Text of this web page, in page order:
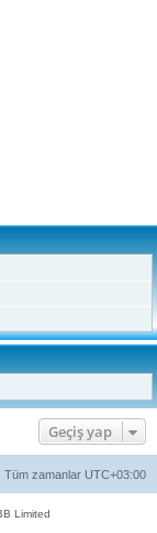
Geçiş yap
Tüm zamanlar UTC+03:00
Limited